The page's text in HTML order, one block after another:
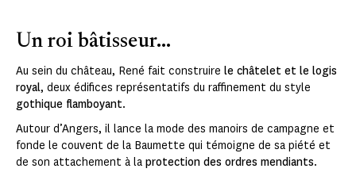
Un roi bâtisseur...
Au sein du château, René fait construire le châtelet et le logis
royal, deux édifices représentatifs du raffinement du style
gothique flamboyant.
Autour d’Angers, il lance la mode des manoirs de campagne et
fonde le couvent de la Baumette qui témoigne de sa piété et
de son attachement à la protection des ordres mendiants.